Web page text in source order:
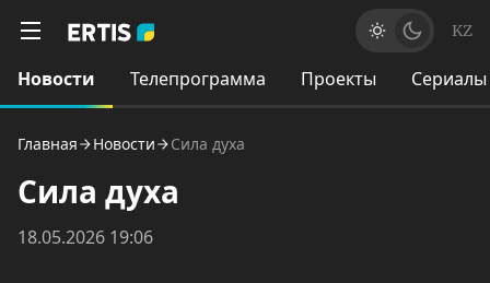
KZ
Новости Телепрограмма Проекты Сериалы
Главная Новости Сила духа
Сила духа
18.05.2026 19:06